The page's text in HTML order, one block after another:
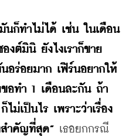
นก็ทำไม่ได้ เช่น ในเดือน
งต์มินิ ยังไงเราก็ขาย
อร่อยมาก เฟิร์นอยากให้
อทำ 1 เดือนละกัน ถ้า
ม่เป็นไร เพราะว่าเรื่อง
สำคัญที่สุด” เธอยกกรณี